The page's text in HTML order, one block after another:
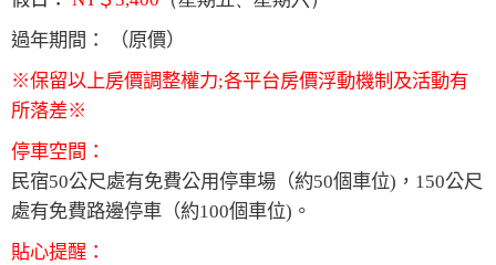
過年期間 ： （原價）
※保留以上房價調整權力;各平台房價浮動機制及活動有
所落差※
停車空間：
民宿50公尺處有免費公用停車場（約50個車位)，150公尺
處有免費路邊停車（約100個車位)。
貼心提醒：